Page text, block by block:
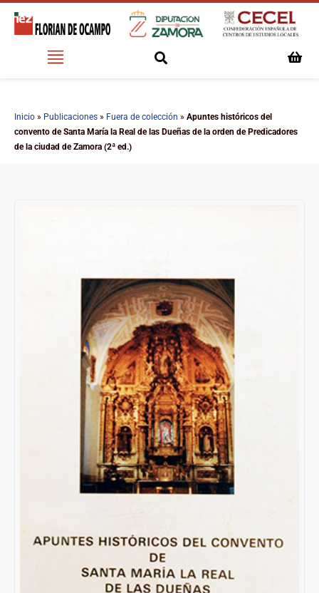
Inicio » Publicaciones » Fuera de colección » Apuntes históricos del
convento de Santa María la Real de las Dueñas de la orden de Predicadores
de la ciudad de Zamora (2ª ed.)